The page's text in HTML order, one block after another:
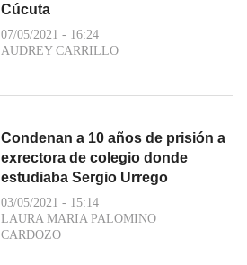
Cúcuta
07/05/2021 - 16:24
AUDREY CARRILLO
Condenan a 10 años de prisión a
exrectora de colegio donde
estudiaba Sergio Urrego
03/05/2021 - 15:14
LAURA MARIA PALOMINO
CARDOZO